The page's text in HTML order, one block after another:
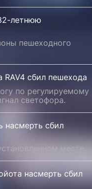
летнюю
пешеходного
сбил пешехода
по регулируемому
светофора.
насмерть сбил
месте.
насмерть сбил